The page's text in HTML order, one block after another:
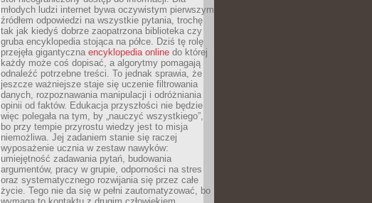
młodych ludzi internet bywa oczywistym pierwszym
źródłem odpowiedzi na wszystkie pytania, trochę
tak jak kiedyś dobrze zaopatrzona biblioteka czy
gruba encyklopedia stojąca na półce. Dziś tę rolę
przejęła gigantyczna encyklopedia online do której
każdy może coś dopisać, a algorytmy pomagają
odnaleźć potrzebne treści. To jednak sprawia, że
jeszcze ważniejsze staje się uczenie filtrowania
danych, rozpoznawania manipulacji i odróżniania
opinii od faktów. Edukacja przyszłości nie będzie
więc polegała na tym, by „nauczyć wszystkiego”,
bo przy tempie przyrostu wiedzy jest to misja
niemożliwa. Jej zadaniem stanie się raczej
wyposażenie ucznia w zestaw nawyków:
umiejętność zadawania pytań, budowania
argumentów, pracy w grupie, odporności na stres
oraz systematycznego rozwijania się przez całe
życie. Tego nie da się w pełni zautomatyzować, bo